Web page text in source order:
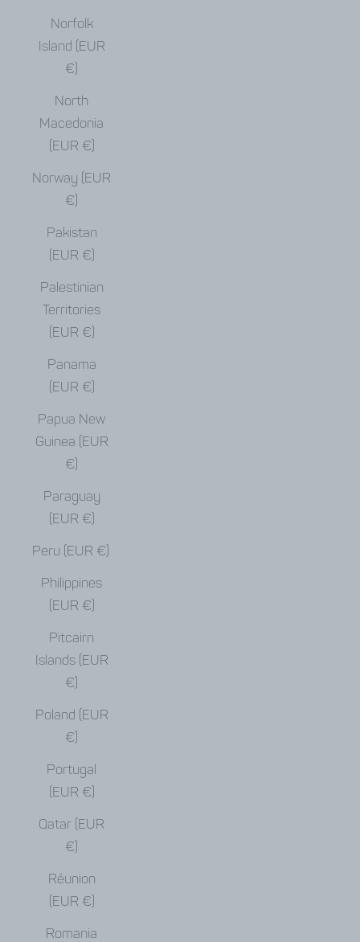
Norfolk
Island (EUR
€)
North
Macedonia
(EUR €)
Norway (EUR
€)
Pakistan
(EUR €)
Palestinian
Territories
(EUR €)
Panama
(EUR €)
Papua New
Guinea (EUR
€)
Paraguay
(EUR €)
Peru (EUR €)
Philippines
(EUR €)
Pitcairn
Islands (EUR
€)
Poland (EUR
€)
Portugal
(EUR €)
Qatar (EUR
€)
Réunion
(EUR €)
Romania